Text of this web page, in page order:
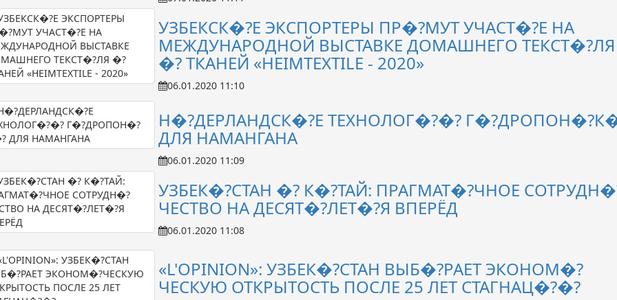
УЗБЕКСК�?Е ЭКСПОРТЕРЫ ПР�?МУТ УЧАСТ�?Е НА
МЕЖДУНАРОДНОЙ ВЫСТАВКЕ ДОМАШНЕГО ТЕКСТ�?ЛЯ
�? ТКАНЕЙ «HEIMTEXTILE - 2020»
06.01.2020 11:10
Н�?ДЕРЛАНДСК�?Е ТЕХНОЛОГ�?�?
ДЛЯ НАМАНГАНА
06.01.2020 11:09
УЗБЕК�?СТАН �? К�?ТАЙ: ПРАГМАТ�?ЧНОЕ
ЧЕСТВО НА ДЕСЯТ�?ЛЕТ�?Я ВПЕРЁД
06.01.2020 11:08
«L'OPINION»: УЗБЕК�?СТАН ВЫБ�?РАЕТ ЭКОНОМ�?
ЧЕСКУЮ ОТКРЫТОСТЬ ПОСЛЕ 25 ЛЕТ СТАГНАЦ�?�?